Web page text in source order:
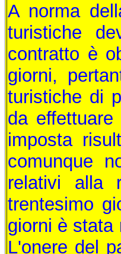
A norma
turistiche
contratto è
giorni,
turistiche di
da
imposta
comunque
relativi alla
trentesimo
giorni è stata
L'onere del